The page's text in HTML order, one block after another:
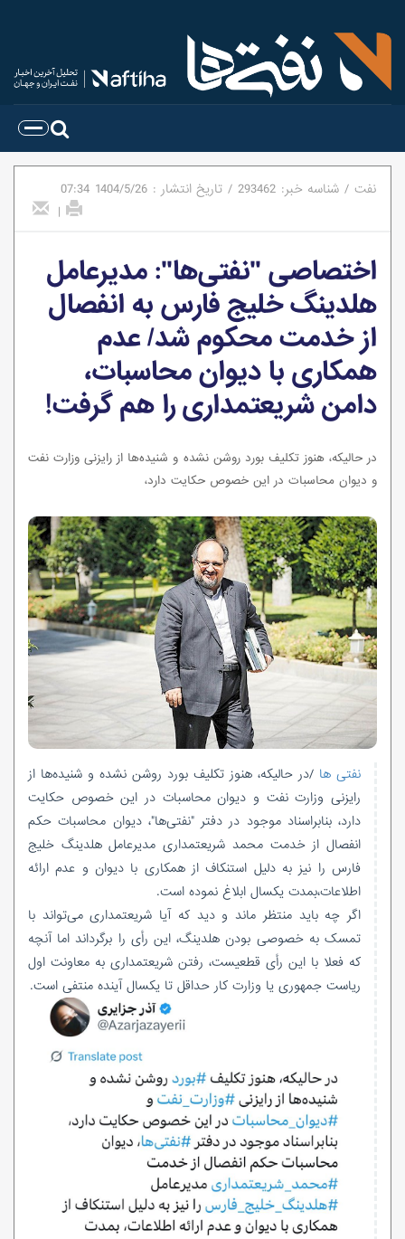
نفت / شناسه خبر: 293462
/ تاریخ انتشار : 1404/5/26
07:34
|
اختصاصی "نفتی‌ها": مدیرعامل
هلدینگ خلیج فارس به انفصال
از خدمت محکوم شد/ عدم
همکاری با دیوان محاسبات،
دامن شریعتمداری را هم گرفت!
در حالیکه، هنوز تکلیف بورد روشن نشده و شنیده‌ها از رایزنی وزارت نفت
و دیوان محاسبات در این خصوص حکایت دارد،
نفتی ها /در حالیکه، هنوز تکلیف بورد روشن نشده و شنیده‌ها از
رایزنی وزارت نفت و دیوان محاسبات در این خصوص حکایت
دارد، بنابراسناد موجود در دفتر "نفتی‌ها"، دیوان محاسبات حکم
انفصال از خدمت محمد شریعتمداری مدیرعامل هلدینگ خلیج
فارس را نیز به دلیل استنکاف از همکاری با دیوان و عدم ارائه
اطلاعات،بمدت یکسال ابلاغ نموده است.
اگر چه باید منتظر ماند و دید که آیا شریعتمداری می‌تواند با
تمسک به خصوصی بودن هلدینگ، این رأی را برگرداند اما آنچه
که فعلا با این رأی قطعیست، رفتن شریعتمداری به معاونت اول
ریاست جمهوری یا وزارت کار حداقل تا یکسال آینده منتفی است.